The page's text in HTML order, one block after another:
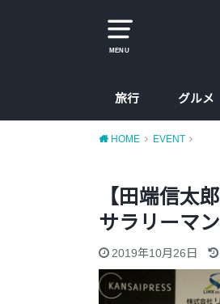
MENU
旅行
大阪
京都
兵庫
奈良
グルメ
カレー
ラーメ
カフェ
たこ
大阪
HOME EVENT
【田端信太
サラリーマ
2019年10月26日